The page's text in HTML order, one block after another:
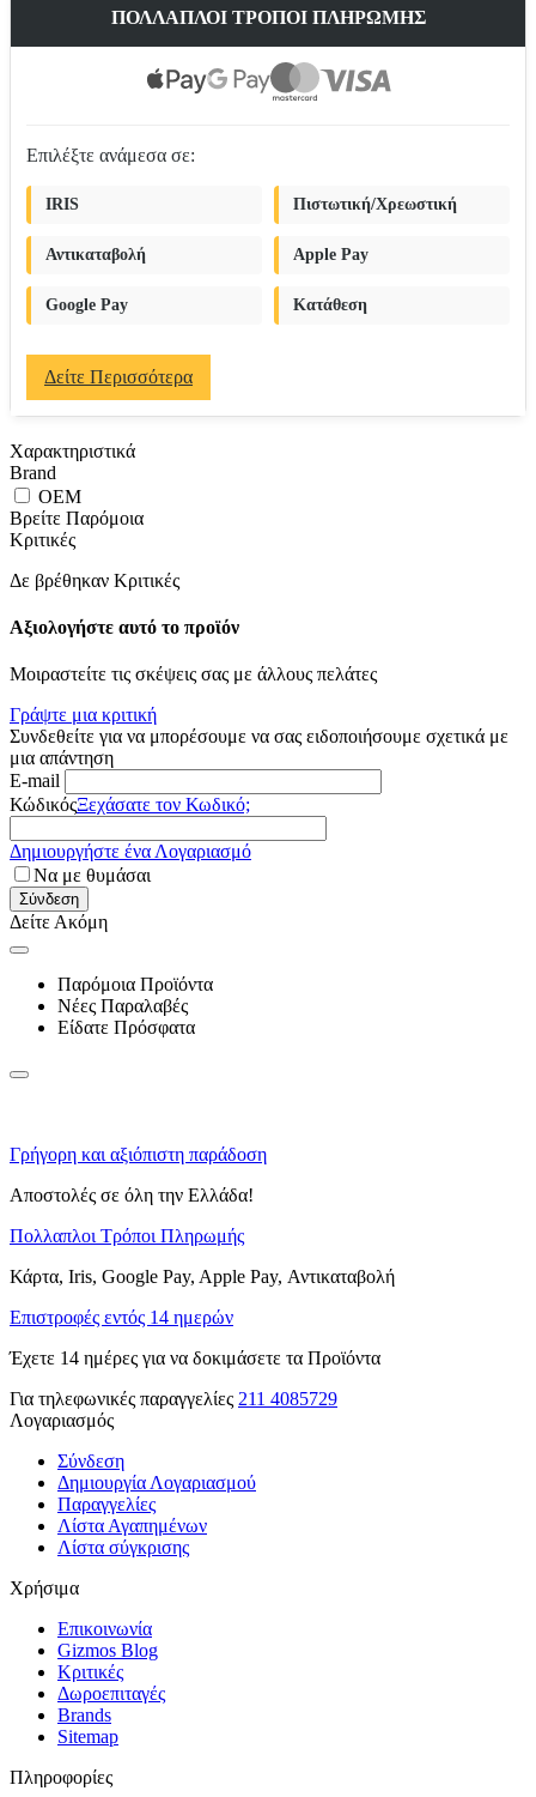
ΠΟΛΛΑΠΛΟΊ ΤΡΌΠΟΙ ΠΛΗΡΩΜΉΣ
Επιλέξτε ανάμεσα σε:
IRIS Πιστωτική/Χρεωστική
Αντικαταβολή Apple Pay
Google Pay Κατάθεση
Δείτε Περισσότερα
Χαρακτηριστικά
Brand
OEM
Βρείτε Παρόμοια
Κριτικές
Δε βρέθηκαν Κριτικές
Αξιολογήστε αυτό το προϊόν
Μοιραστείτε τις σκέψεις σας με άλλους πελάτες
Γράψτε μια κριτική
Συνδεθείτε για να μπορέσουμε να σας ειδοποιήσουμε σχετικά με
μια απάντηση
E-mail
ΚώδικόςΞεχάσατε τον Κωδικό;
Δημιουργήστε ένα Λογαριασμό
Να με θυμάσαι
Σύνδεση
Δείτε Ακόμη
Παρόμοια Προϊόντα
Νέες Παραλαβές
Είδατε Πρόσφατα
Γρήγορη και αξιόπιστη παράδοση
Αποστολές σε όλη την Ελλάδα!
Πολλαπλοι Τρόποι Πληρωμής
Κάρτα, Iris, Google Pay, Apple Pay, Αντικαταβολή
Επιστροφές εντός 14 ημερών
Έχετε 14 ημέρες για να δοκιμάσετε τα Προϊόντα
Για τηλεφωνικές παραγγελίες 211 4085729
Λογαριασμός
Σύνδεση
Δημιουργία Λογαριασμού
Παραγγελίες
Λίστα Αγαπημένων
Λίστα σύγκρισης
Χρήσιμα
Επικοινωνία
Gizmos Blog
Κριτικές
Δωροεπιταγές
Brands
Sitemap
Πληροφορίες